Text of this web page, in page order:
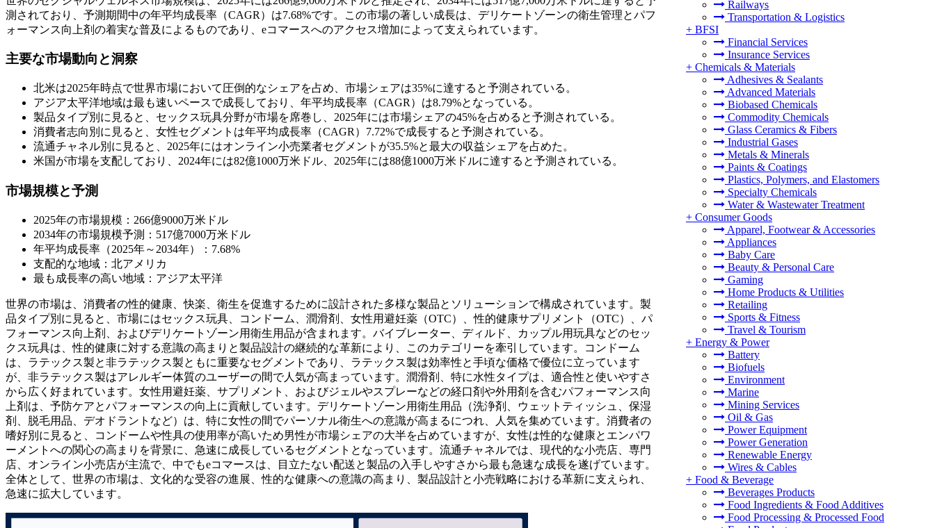
Railways
Transportation & Logistics
+ BFSI
Financial Services
Insurance Services
+ Chemicals & Materials
Adhesives & Sealants
Advanced Materials
Biobased Chemicals
Commodity Chemicals
Glass Ceramics & Fibers
Industrial Gases
Metals & Minerals
Paints & Coatings
Plastics, Polymers, and Elastomers
Specialty Chemicals
Water & Wastewater Treatment
+ Consumer Goods
Apparel, Footwear & Accessories
Appliances
Baby Care
Beauty & Personal Care
Gaming
Home Products & Utilities
Retailing
Sports & Fitness
Travel & Tourism
+ Energy & Power
Battery
Biofuels
Environment
Marine
Mining Services
Oil & Gas
Power Equipment
Power Generation
Renewable Energy
Wires & Cables
+ Food & Beverage
Beverages Products
Food Ingredients & Food Additives
Food Processing & Processed Food
測されており、予測期間中の年平均成長率（CAGR）は7.68%です。この市場の著しい成長は、デリケートゾーンの衛生管理とパフ
ォーマンス向上剤の着実な普及によるものであり、eコマースへのアクセス増加によって支えられています。
主要な市場動向と洞察
北米は2025年時点で世界市場において圧倒的なシェアを占め、市場シェアは35%に達すると予測されている。
アジア太平洋地域は最も速いペースで成長しており、年平均成長率（CAGR）は8.79%となっている。
製品タイプ別に見ると、セックス玩具分野が市場を席巻し、2025年には市場シェアの45%を占めると予測されている。
消費者志向別に見ると、女性セグメントは年平均成長率（CAGR）7.72%で成長すると予測されている。
流通チャネル別に見ると、2025年にはオンライン小売業者セグメントが35.5%と最大の収益シェアを占めた。
米国が市場を支配しており、2024年には82億1000万米ドル、2025年には88億1000万米ドルに達すると予測されている。
市場規模と予測
2025年の市場規模：266億9000万米ドル
2034年の市場規模予測：517億7000万米ドル
年平均成長率（2025年～2034年）：7.68%
支配的な地域：北アメリカ
最も成長率の高い地域：アジア太平洋
世界の市場は、消費者の性的健康、快楽、衛生を促進するために設計された多様な製品とソリューションで構成されています。製
品タイプ別に見ると、市場にはセックス玩具、コンドーム、潤滑剤、女性用避妊薬（OTC）、性的健康サプリメント（OTC）、パ
フォーマンス向上剤、およびデリケートゾーン用衛生用品が含まれます。バイブレーター、ディルド、カップル用玩具などのセッ
クス玩具は、性的健康に対する意識の高まりと製品設計の継続的な革新により、このカテゴリーを牽引しています。コンドーム
は、ラテックス製と非ラテックス製ともに重要なセグメントであり、ラテックス製は効率性と手頃な価格で優位に立っています
が、非ラテックス製はアレルギー体質のユーザーの間で人気が高まっています。潤滑剤、特に水性タイプは、適合性と使いやすさ
から広く好まれています。女性用避妊薬、サプリメント、およびジェルやスプレーなどの経口剤や外用剤を含むパフォーマンス向
上剤は、予防ケアとパフォーマンスの向上に貢献しています。デリケートゾーン用衛生用品（洗浄剤、ウェットティッシュ、保湿
剤、脱毛用品、デオドラントなど）は、特に女性の間でパーソナル衛生への意識が高まるにつれ、人気を集めています。消費者の
嗜好別に見ると、コンドームや性具の使用率が高いため男性が市場シェアの大半を占めていますが、女性は性的な健康とエンパワ
ーメントへの関心の高まりを背景に、急速に成長しているセグメントとなっています。流通チャネルでは、現代的な小売店、専門
店、オンライン小売店が主流で、中でもeコマースは、目立たない配送と製品の入手しやすさから最も急速な成長を遂げています。
全体として、世界の市場は、文化的な受容の進展、性的な健康への意識の高まり、製品設計と小売戦略における革新に支えられ、
急速に拡大しています。